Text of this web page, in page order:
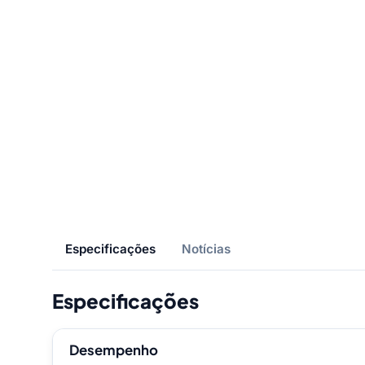
Especificações Notícias
Especificações
Desempenho